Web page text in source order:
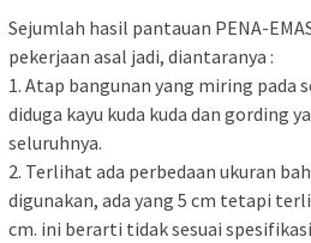
Sejumlah hasil pantauan PENA-
pekerjaan asal jadi, diantaranya :
1. Atap bangunan yang miring pada
diduga kayu kuda kuda dan gording
seluruhnya.
2. Terlihat ada perbedaan ukuran
digunakan, ada yang 5 cm tetapi
cm. ini berarti tidak sesuai